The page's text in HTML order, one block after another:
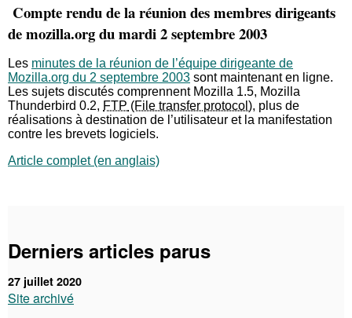
Compte rendu de la réunion des membres dirigeants
de mozilla.org du mardi 2 septembre 2003
Les minutes de la réunion de l’équipe dirigeante de
Mozilla.org du 2 septembre 2003 sont maintenant en ligne.
Les sujets discutés comprennent Mozilla 1.5, Mozilla
Thunderbird 0.2, FTP
, plus de
réalisations à destination de l’utilisateur et la manifestation
contre les brevets logiciels.
Article complet (en anglais)
Derniers articles parus
27 juillet 2020
Site archivé